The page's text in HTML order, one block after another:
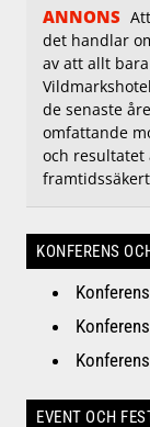
ANNONS
det handlar
av att allt
de senaste
omfattande
och resultatet
KONFERENS
EVENT OCH